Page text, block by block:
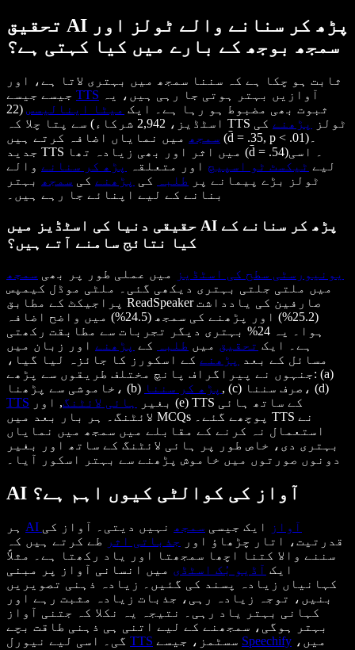
تحقیق AI پڑھ کر سنانے والے ٹولز اور
سمجھ بوجھ کے بارے میں کیا کہتی ہے؟
ثابت ہو چکا ہے کہ سننا سمجھ میں بہتری لاتا ہے، اور
TTS
ثبوت بھی مضبوط ہو رہا ہے۔ ایک میٹا اینالیسس (22
اسٹڈیز، 2,942 شرکاء) سے پتا چلا کہ TTS ٹولز
پڑھنے کی
سمجھ میں نمایاں اضافہ کرتے ہیں (d̄ = .35, p < .01)۔
جدید TTS میں اثر اور بھی زیادہ تھا (d̄ = .54)۔ اسی
لیے ٹیکسٹ ٹو اسپیچ اور متعلقہ پڑھ کر سنانے والے
ٹولز بڑے پیمانے پر
طلبہ کی پڑھنے کی سمجھ
بہتر
بنانے کے لیے اپنائے جا رہے ہیں۔
حقیقی دنیا کی اسٹڈیز میں AI پڑھ کر سنانے کے
کیا نتائج سامنے آتے ہیں؟
یونیورسٹی سطح کی اسٹڈیز میں عملی طور پر بھی سمجھ
میں ملتی جلتی بہتری دیکھی گئی۔ ملٹی موڈل کیمپس
پراجیکٹ کے مطابق ReadSpeaker صارفین کی یادداشت
(25.2%) اور پڑھنے کی سمجھ (24.5%) میں واضح اضافہ
ہوا۔ یہ 24% بہتری دیگر تجربات سے مطابقت رکھتی
ہے۔ ایک تحقیق میں طلبہ کے پڑھنے اور زبان میں
مسائل کے بعد
پڑھنے کے اسکورز کا جائزہ لیا گیا،
جنہوں نے پیراگراف پانچ مختلف طریقوں سے پڑھے: (a)
خاموشی سے پڑھنا، (b) پڑھ کر سننا
, (c) صرف سننا، (d)
TTS
بغیر ہائی لائٹنگ, اور (e) TTS کے ساتھ ہائی
لائٹنگ۔ ہر بار بعد میں MCQs پوچھے گئے۔ TTS نے
استعمال نہ کرنے کے مقابلے میں سمجھ میں نمایاں
بہتری دی، خاص طور پر ہائی لائٹنگ کے ساتھ اور بغیر
دونوں صورتوں میں خاموش پڑھنے سے بہتر اسکور آیا۔
AI آواز کی کوالٹی کیوں اہم ہے؟
AI آواز ایک جیسی سمجھ
نہیں دیتی۔ آواز کی
قدرتیت، اتار چڑھاؤ اور
جذباتی اثر
طے کرتے ہیں کہ
سننے والا کتنا اچھا سمجھتا اور یاد رکھتا ہے۔ مثلاً
ایک آڈیو بُک اسٹڈی میں انسانی آواز پر مبنی
کہانیاں زیادہ پسند کی گئیں۔ زیادہ ذہنی تصویریں
بنیں، توجہ زیادہ رہی، جذبات زیادہ مثبت رہے اور
کہانی بہتر یاد رہی۔ نتیجہ یہ نکلا کہ جتنی آواز
بہتر ہوگی، سمجھنے کے لیے اتنی ہی ذہنی طاقت بچے
TTS Speechify